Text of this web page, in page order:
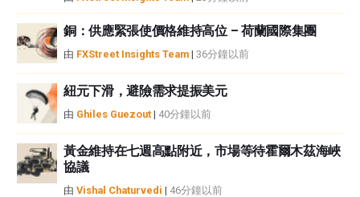
銅：供應緊張使價格維持高位 – 荷蘭國際集團
由 FXStreet Insights Team | 36分鐘以前
紐元下滑，避險需求提振美元
由 Ghiles Guezout | 40分鐘以前
黃金維持在七週高點附近，市場等待霍爾木茲海峽
協議
由 Vishal Chaturvedi | 46分鐘以前